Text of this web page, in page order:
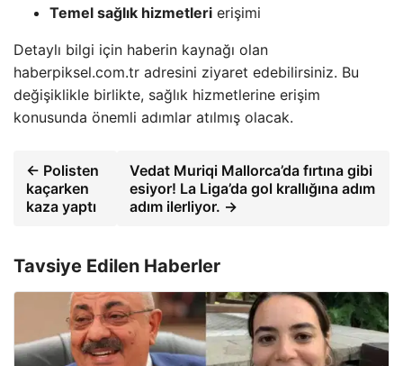
Temel sağlık hizmetleri erişimi
Detaylı bilgi için haberin kaynağı olan
haberpiksel.com.tr adresini ziyaret edebilirsiniz. Bu
değişiklikle birlikte, sağlık hizmetlerine erişim
konusunda önemli adımlar atılmış olacak.
← Polisten
kaçarken
kaza yaptı
Vedat Muriqi Mallorca’da fırtına gibi
esiyor! La Liga’da gol krallığına adım
adım ilerliyor. →
Tavsiye Edilen Haberler